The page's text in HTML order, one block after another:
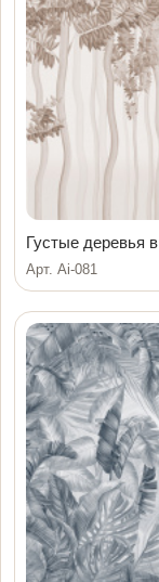
Густые деревья
Арт. Ai-081